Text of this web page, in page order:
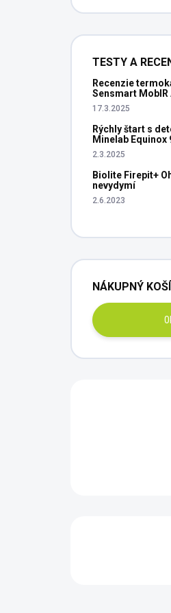
TESTY A
Recenzie
Sensmart MobIR
17.3.2025
Rýchly štart s
Minelab Equinox
2.3.2025
Biolite Firepit+
nevydymí
2.6.2023
NÁKUPNÝ
0